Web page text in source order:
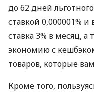
до 62 дней
ставкой 0,000001%
ставка 3% в месяц,
экономию с
товаров, которые
Кроме того,